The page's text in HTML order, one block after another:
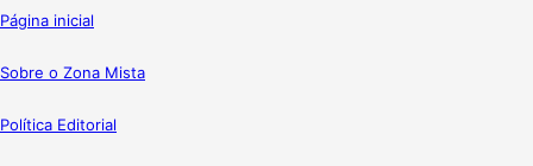
Página inicial
Sobre o Zona Mista
Política Editorial